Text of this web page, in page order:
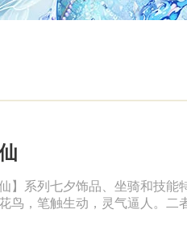
仙】系列七夕饰品、坐骑和技
鸟，笔触生动，灵气逼人。二